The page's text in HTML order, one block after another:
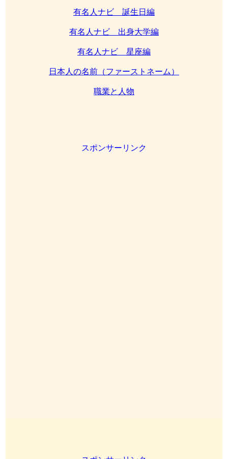
有名人ナビ 誕生日編
有名人ナビ 出身大学編
有名人ナビ 星座編
日本人の名前（ファーストネーム）
職業と人物
スポンサーリンク